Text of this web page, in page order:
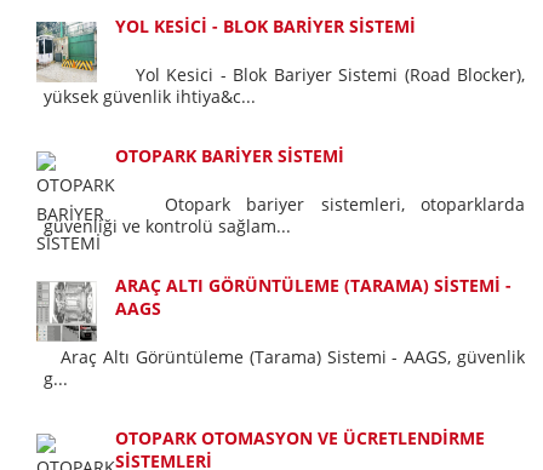
YOL KESİCİ - BLOK BARİYER SİSTEMİ
Yol Kesici - Blok Bariyer Sistemi (Road Blocker),
yüksek güvenlik ihtiya&c...
OTOPARK BARİYER SİSTEMİ
Otopark bariyer sistemleri, otoparklarda
güvenliği ve kontrolü sağlam...
ARAÇ ALTI GÖRÜNTÜLEME (TARAMA) SİSTEMİ -
AAGS
Araç Altı Görüntüleme (Tarama) Sistemi - AAGS, güvenlik
g...
OTOPARK OTOMASYON VE ÜCRETLENDİRME
SİSTEMLERİ